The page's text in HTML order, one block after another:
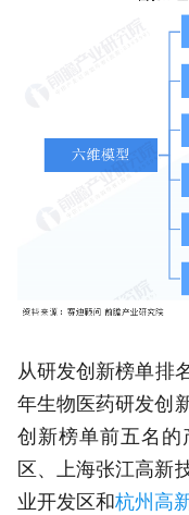
从研发创新榜单排
年生物医药研发创
创新榜单前五名
区、上海张江高新
业开发区和杭州高